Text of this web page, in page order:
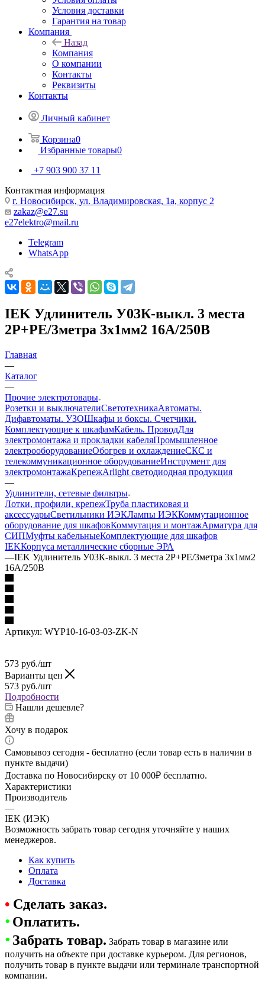
Условия доставки
Гарантия на товар
Компания
Назад
Компания
О компании
Контакты
Реквизиты
Контакты
Личный кабинет
Корзина0
Избранные товары0
+7 903 900 37 11
Контактная информация
г. Новосибирск, ул. Владимировская, 1а, корпус 2
zakaz@e27.su
e27elektro@mail.ru
Telegram
WhatsApp
IEK Удлинитель У03К-выкл. 3 места
2Р+PЕ/3метра 3х1мм2 16А/250В
Главная
—
Каталог
—
Прочие электротовары
Розетки и выключателиСветотехникаАвтоматы.
Дифавтоматы. УЗОШкафы и боксы. Счетчики.
Комплектующие к шкафамКабель. ПроводДля
электромонтажа и прокладки кабеляПромышленное
электрооборудованиеОбогрев и охлаждениеСКС и
телекоммуникационное оборудованиеИнструмент для
электромонтажаКрепежArlight светодиодная продукция
—
Удлинители, сетевые фильтры
Лотки, профили, крепежТруба пластиковая и
аксессуарыСветильники ИЭКЛампы ИЭККоммутационное
оборудование для шкафовКоммутация и монтажАрматура для
СИПМуфты кабельныеКомплектующие для шкафов
IEKКорпуса металлические сборные ЭРА
—IEK Удлинитель У03К-выкл. 3 места 2Р+PЕ/3метра 3х1мм2
16А/250В
Артикул: WYP10-16-03-03-ZK-N
573 руб./шт
Варианты цен
573 руб./шт
Подробности
Нашли дешевле?
Хочу в подарок
Самовывоз сегодня - бесплатно (если товар есть в наличии в
пункте выдачи)
Доставка по Новосибирску от 10 000₽ бесплатно.
Характеристики
Производитель
—
IEK (ИЭК)
Возможность забрать товар сегодня уточняйте у наших
менеджеров.
Как купить
Оплата
Доставка
• Сделать заказ.
• Оплатить.
• Забрать товар. Забрать товар в магазине или
получить на объекте при доставке курьером. Для регионов,
получить товар в пункте выдачи или терминале транспортной
компании.